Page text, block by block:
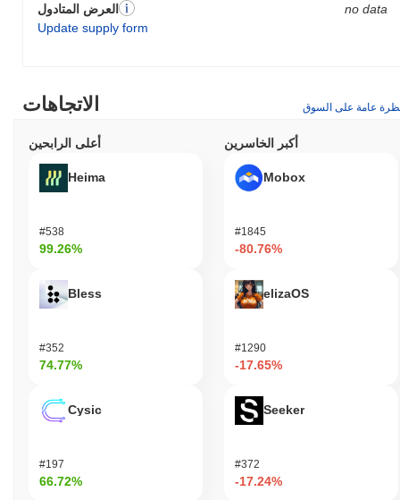
العرض المتادول
Update supply form
no data
الاتجاهات عامة على السوق
أعلى الرابحين
Heima
#538
99.26%
Bless
#352
74.77%
Cysic
#197
66.72%
أكبر الخاسرين
Mobox
#1845
-80.76%
elizaOS
#1290
-17.65%
Seeker
#372
-17.24%